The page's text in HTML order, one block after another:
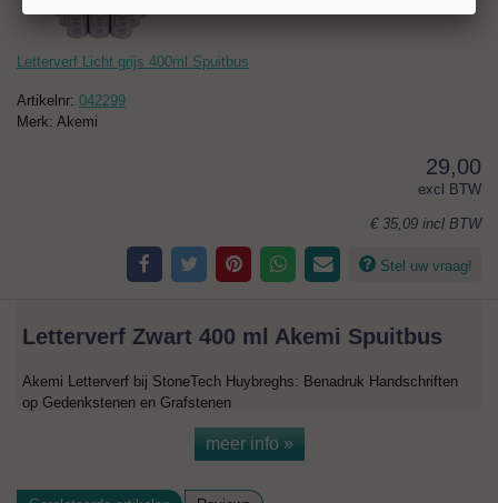
Letterverf Licht grijs 400ml Spuitbus
Artikelnr: 042299
Merk: Akemi
29,00
excl BTW
€ 35,09 incl BTW
Stel uw vraag!
Letterverf Zwart 400 ml Akemi Spuitbus
Akemi Letterverf bij StoneTech Huybreghs: Benadruk Handschriften
op Gedenkstenen en Grafstenen
Geef uw gedenkstenen, grafstenen en sculpturen een blijvende indruk
met Akemi Letterverf, ontworpen om handschriften te benadrukken.
Op zoek naar hoogwaardige letterverf die niet uitvloeit op poreuze
meer info »